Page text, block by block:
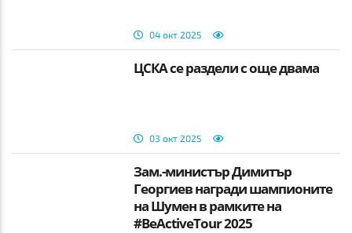
04 окт 2025
ЦСКА се раздели с още двама
03 окт 2025
Зам.-министър Димитър
Георгиев награди шампионите
на Шумен в рамките на
#BeActiveTour 2025